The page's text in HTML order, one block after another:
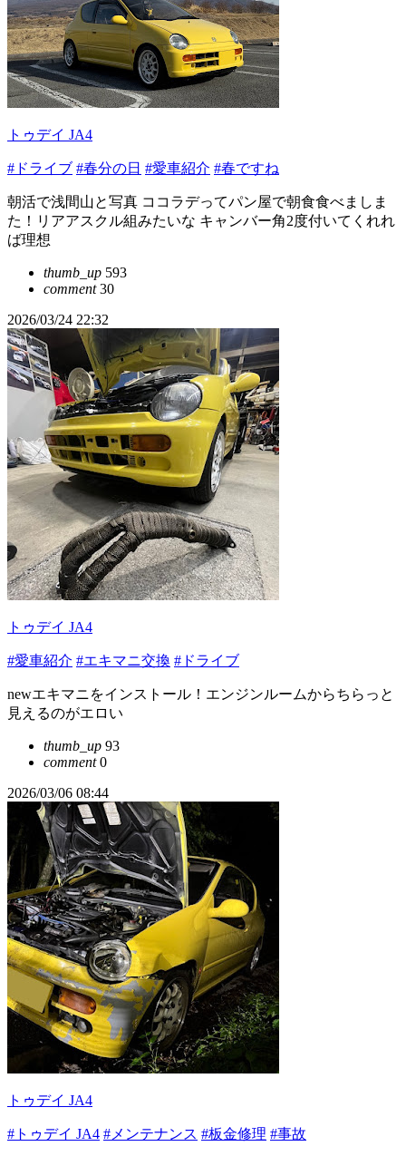
トゥデイ JA4
#ドライブ #春分の日 #愛車紹介 #春ですね
朝活で浅間山と写真 ココラデってパン屋で朝食食べましま
た！リアアスクル組みたいな キャンバー角2度付いてくれれ
ば理想
thumb_up 593
comment30
2026/03/24 22:32
トゥデイ JA4
#愛車紹介 #エキマニ交換 #ドライブ
newエキマニをインストール！エンジンルームからちらっと
見えるのがエロい
thumb_up 93
comment0
2026/03/06 08:44
トゥデイ JA4
#トゥデイ JA4 #メンテナンス #板金修理 #事故